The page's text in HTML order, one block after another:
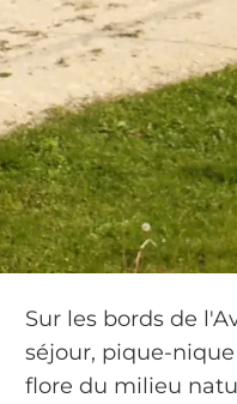
Sur les bords de
séjour, pique-
flore du milieu